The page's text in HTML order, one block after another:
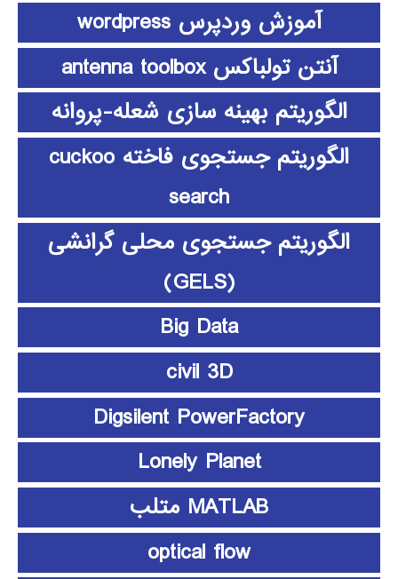
آموزش وردپرس wordpress
آنتن تولباکس antenna toolbox
الگوریتم بهینه سازی شعله-پروانه
الگوریتم جستجوی فاخته cuckoo
search
الگوریتم جستجوی محلی گرانشی
(GELS)
Big Data
civil 3D
Digsilent PowerFactory
Lonely Planet
MATLAB متلب
optical flow